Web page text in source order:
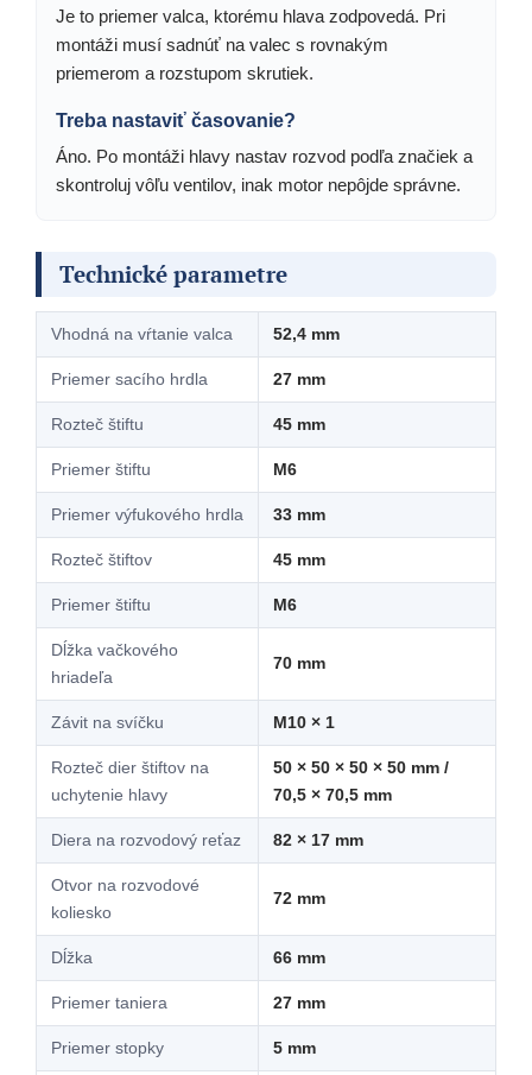
Je to priemer valca, ktorému hlava zodpovedá. Pri
montáži musí sadnúť na valec s rovnakým
priemerom a rozstupom skrutiek.
Treba nastaviť časovanie?
Áno. Po montáži hlavy nastav rozvod podľa značiek a
skontroluj vôľu ventilov, inak motor nepôjde správne.
Technické parametre
Vhodná na vŕtanie valca 52,4 mm
Priemer sacího hrdla 27 mm
Rozteč štiftu 45 mm
Priemer štiftu M6
Priemer výfukového hrdla 33 mm
Rozteč štiftov 45 mm
Priemer štiftu M6
Dĺžka vačkového
hriadeľa
70 mm
Závit na svíčku M10 × 1
Rozteč dier štiftov na
uchytenie hlavy
50 × 50 × 50 × 50 mm /
70,5 × 70,5 mm
Diera na rozvodový reťaz 82 × 17 mm
Otvor na rozvodové
koliesko
72 mm
Dĺžka 66 mm
Priemer taniera 27 mm
Priemer stopky 5 mm